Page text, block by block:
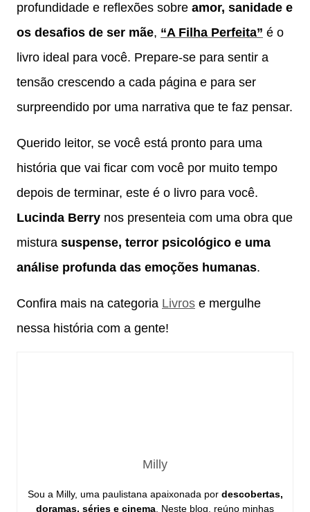
profundidade e reflexões sobre amor, sanidade e
os desafios de ser mãe, “A Filha Perfeita” é o
livro ideal para você. Prepare-se para sentir a
tensão crescendo a cada página e para ser
surpreendido por uma narrativa que te faz pensar.
Querido leitor, se você está pronto para uma
história que vai ficar com você por muito tempo
depois de terminar, este é o livro para você.
Lucinda Berry nos presenteia com uma obra que
mistura suspense, terror psicológico e uma
análise profunda das emoções humanas.
Confira mais na categoria Livros e mergulhe
nessa história com a gente!
Milly
Sou a Milly, uma paulistana apaixonada por descobertas,
doramas, séries e cinema. Neste blog, reúno minhas